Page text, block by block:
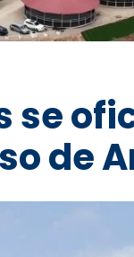
se
de